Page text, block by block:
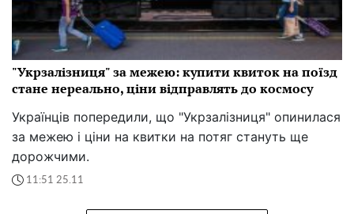
"Укрзалізниця" за межею: купити квиток на поїзд
стане нереально, ціни відправлять до космосу
Українців попередили, що "Укрзалізниця" опинилася
за межею і ціни на квитки на потяг стануть ще
дорожчими.
11:51 25.11